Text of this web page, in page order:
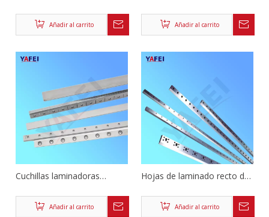
cementado
Añadir al carrito
cementado
Añadir al carrito
Cuchillas laminadoras
Añadir al carrito
Hojas de laminado recto de
Añadir al carrito